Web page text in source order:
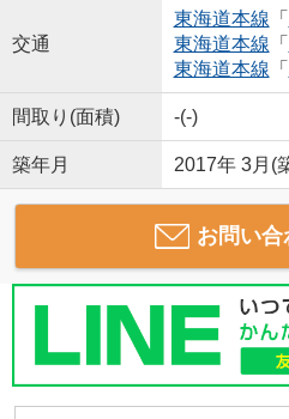
交通
東海道本線 「
東海道本線 「
東海道本線 「
間取り(面積) -(-)
築年月 2017年 3月(
お問い合